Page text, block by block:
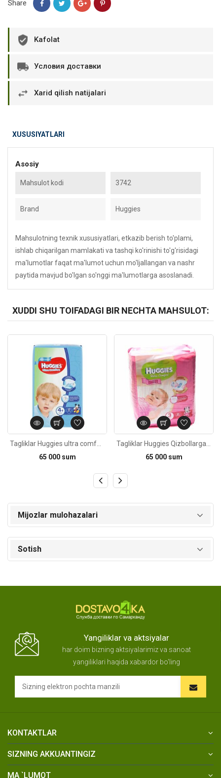
Share
Kafolat
Условия доставки
Xarid qilish natijalari
XUSUSIYATLARI
Asosiy
Mahsulot kodi 3742
Brand Huggies
Mahsulotning texnik xususiyatlari, etkazib berish to'plami,
ishlab chiqarilgan mamlakati va tashqi ko'rinishi to'g'risidagi
ma'lumotlar faqat ma'lumot uchun mo'ljallangan va nashr
paytida mavjud bo'lgan so'nggi ma'lumotlarga asoslanadi.
XUDDI SHU TOIFADAGI BIR NECHTA MAHSULOT:
65 000 sum
Kod: 6163
65 000 sum
Mijozlar mulohazalari
Sotish
Yangiliklar va aktsiyalar
har doim bizning aktsiyalarimiz va sanoat
yangiliklari haqida xabardor bo'ling
KONTAKTLAR
SIZNING AKKUANTINGIZ
MA `LUMOT